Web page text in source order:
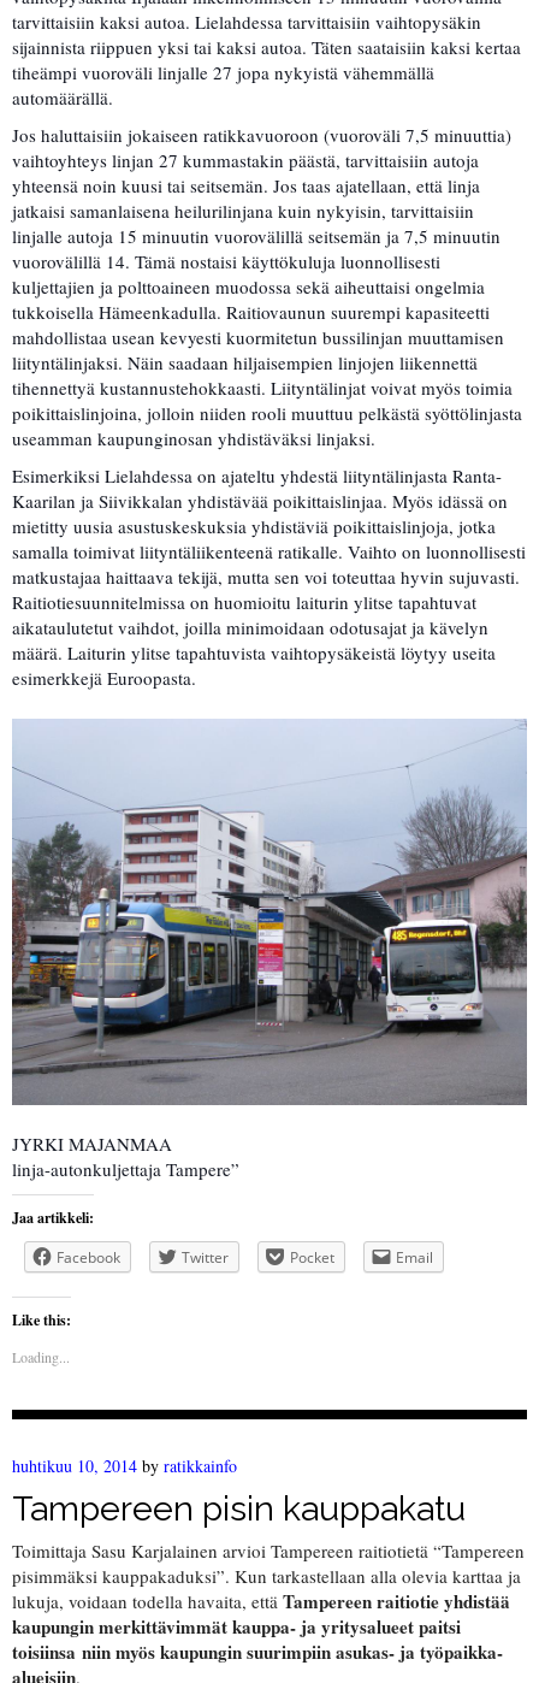
tarvittaisiin kaksi autoa. Lielahdessa tarvittaisiin vaihtopysäkin
sijainnista riippuen yksi tai kaksi autoa. Täten saataisiin kaksi kertaa
tiheämpi vuoroväli linjalle 27 jopa nykyistä vähemmällä
automäärällä.
Jos haluttaisiin jokaiseen ratikkavuoroon (vuoroväli 7,5 minuuttia)
vaihtoyhteys linjan 27 kummastakin päästä, tarvittaisiin autoja
yhteensä noin kuusi tai seitsemän. Jos taas ajatellaan, että linja
jatkaisi samanlaisena heilurilinjana kuin nykyisin, tarvittaisiin
linjalle autoja 15 minuutin vuorovälillä seitsemän ja 7,5 minuutin
vuorovälillä 14. Tämä nostaisi käyttökuluja luonnollisesti
kuljettajien ja polttoaineen muodossa sekä aiheuttaisi ongelmia
tukkoisella Hämeenkadulla. Raitiovaunun suurempi kapasiteetti
mahdollistaa usean kevyesti kuormitetun bussilinjan muuttamisen
liityntälinjaksi. Näin saadaan hiljaisempien linjojen liikennettä
tihennettyä kustannustehokkaasti. Liityntälinjat voivat myös toimia
poikittaislinjoina, jolloin niiden rooli muuttuu pelkästä syöttölinjasta
useamman kaupunginosan yhdistäväksi linjaksi.
Esimerkiksi Lielahdessa on ajateltu yhdestä liityntälinjasta Ranta-
Kaarilan ja Siivikkalan yhdistävää poikittaislinjaa. Myös idässä on
mietitty uusia asustuskeskuksia yhdistäviä poikittaislinjoja, jotka
samalla toimivat liityntäliikenteenä ratikalle. Vaihto on luonnollisesti
matkustajaa haittaava tekijä, mutta sen voi toteuttaa hyvin sujuvasti.
Raitiotiesuunnitelmissa on huomioitu laiturin ylitse tapahtuvat
aikataulutetut vaihdot, joilla minimoidaan odotusajat ja kävelyn
määrä. Laiturin ylitse tapahtuvista vaihtopysäkeistä löytyy useita
esimerkkejä Euroopasta.
JYRKI MAJANMAA
linja-autonkuljettaja Tampere”
Jaa artikkeli:
Facebook
Twitter Pocket Email
Like this:
Loading...
huhtikuu 10, 2014 by ratikkainfo
Tampereen pisin kauppakatu
Toimittaja Sasu Karjalainen arvioi Tampereen raitiotietä “Tampereen
pisimmäksi kauppakaduksi”. Kun tarkastellaan alla olevia karttaa ja
lukuja, voidaan todella havaita, että Tampereen raitiotie yhdistää
kaupungin merkittävimmät kauppa- ja yritysalueet paitsi
toisiinsa niin myös kaupungin suurimpiin asukas- ja työpaikka-
alueisiin.